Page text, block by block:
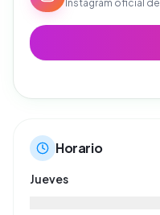
Instagram oficial de
Horario
Jueves